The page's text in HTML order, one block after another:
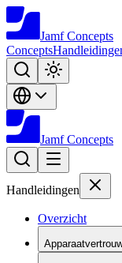
Jamf Concepts
Concepts
Jamf Concepts
Handleidingen
Overzicht